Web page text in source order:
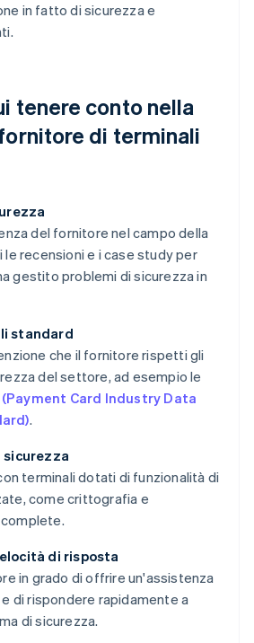
in fatto di sicurezza e
tenere conto nella
di terminali
del fornitore nel campo della
le recensioni e i case study per
gestito problemi di sicurezza in
standard
che il fornitore rispetti gli
del settore, ad esempio le
(Payment Card Industry Data
.
sicurezza
terminali dotati di funzionalità di
come crittografia e
di risposta
in grado di offrire un'assistenza
di rispondere rapidamente a
di sicurezza.